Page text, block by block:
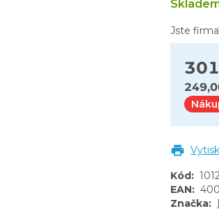
Jste
Kód:
EAN:
Značka: